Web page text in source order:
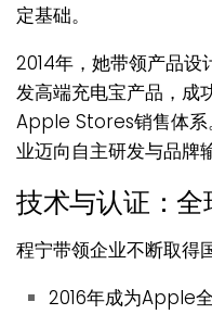
定基础。
2014年，她带领产品
发高端充电宝产品，成
Apple Stores销售体系
业迈向自主研发与品牌
技术与认证：
程宁带领企业不断取得
2016年成为Apple